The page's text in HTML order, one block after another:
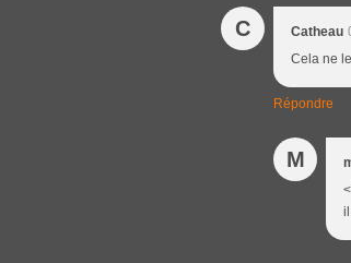
C Catheau
Cela ne
Répondre
M